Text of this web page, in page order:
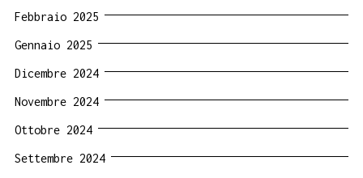
Febbraio 2025
Gennaio 2025
Dicembre 2024
Novembre 2024
Ottobre 2024
Settembre 2024